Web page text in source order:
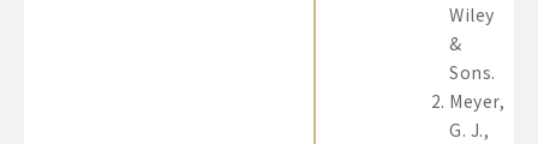
Wiley
&
Sons.
Meyer,
G. J.,